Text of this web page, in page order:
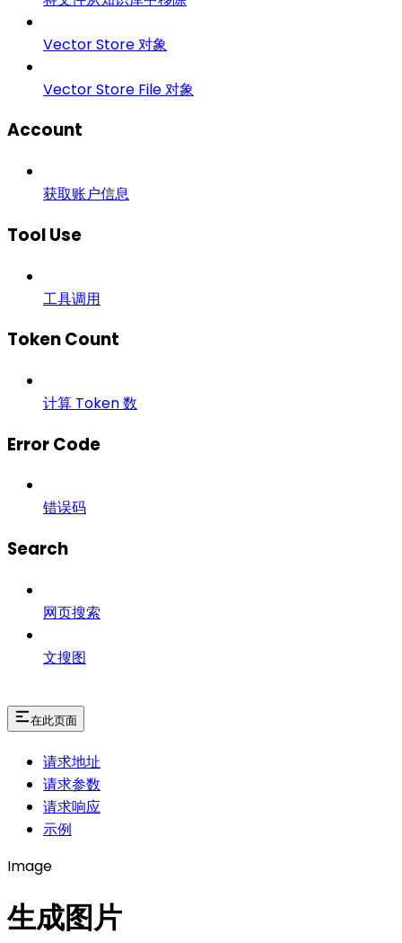
Vector Store 对象
Vector Store File 对象
Account
获取账户信息
Tool Use
工具调用
Token Count
计算 Token 数
Error Code
错误码
Search
网页搜索
文搜图
在此页面
请求地址
请求参数
请求响应
示例
Image
生成图片